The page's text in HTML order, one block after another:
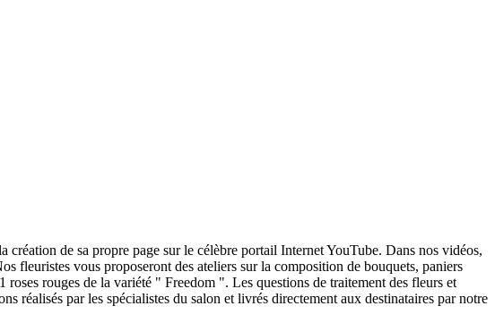
de sa propre page sur le célèbre portail Internet YouTube. Dans nos vidéos,
fleuristes vous proposeront des ateliers sur la composition de bouquets, paniers
rouges de la variété " Freedom ". Les questions de traitement des fleurs et
réalisés par les spécialistes du salon et livrés directement aux destinataires par notre